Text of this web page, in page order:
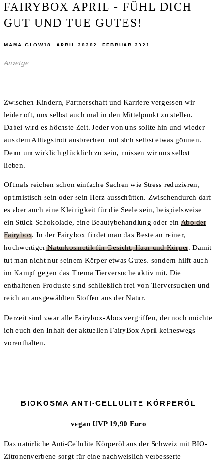
FAIRYBOX APRIL - FÜHL DICH
GUT UND TUE GUTES!
MAMA GLOW18. APRIL 20202. FEBRUAR 2021
Anzeige
Zwischen Kindern, Partnerschaft und Karriere vergessen wir
leider oft, uns selbst auch mal in den Mittelpunkt zu stellen.
Dabei wird es höchste Zeit. Jeder von uns sollte hin und wieder
aus dem Alltagstrott ausbrechen und sich selbst etwas gönnen.
Denn um wirklich glücklich zu sein, müssen wir uns selbst
lieben.
Oftmals reichen schon einfache Sachen wie Stress reduzieren,
optimistisch sein oder sein Herz ausschütten. Zwischendurch darf
es aber auch eine Kleinigkeit für die Seele sein, beispielsweise
ein Stück Schokolade, eine Beautybehandlung oder ein Abo der
Fairybox. In der Fairybox findet man das Beste an reiner,
hochwertigerNaturkosmetik für Gesicht, Haar und Körper. Damit
tut man nicht nur seinem Körper etwas Gutes, sondern hilft auch
im Kampf gegen das Thema Tierversuche aktiv mit. Die
enthaltenen Produkte sind schließlich frei von Tierversuchen und
reich an ausgewählten Stoffen aus der Natur.
Derzeit sind zwar alle Fairybox-Abos vergriffen, dennoch möchte
ich euch den Inhalt der aktuellen FairyBox April keineswegs
vorenthalten.
BIOKOSMA ANTI-CELLULITE KÖRPERÖL
vegan UVP 19,90 Euro
Das natürliche Anti-Cellulite Körperöl aus der Schweiz mit BIO-
Zitronenverbene sorgt für eine nachweislich verbesserte